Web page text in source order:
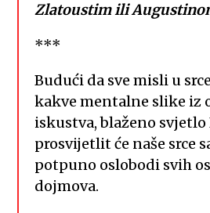
Zlatoustim ili
***
Budući da sve misli u
kakve mentalne slike iz
iskustva, blaženo svjetlo
prosvijetlit će naše srce
potpuno oslobodi svih
dojmova.